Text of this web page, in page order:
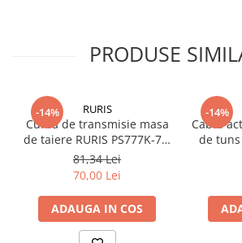
PRODUSE
-14% RURIS
Curea de transmisie masa
de taiere RURIS PS777K-76,
pentru motocositori Ruris
DAC 777K
81,34 Lei
70,00 Lei
ADAUGA IN COS
-14%
Cablu
de tuns